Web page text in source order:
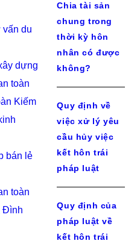
vấn du
dựng
toàn
Kiếm
bán lẻ
toàn
Đình
Chia tài sản
chung trong
thời kỳ hôn
nhân có được
không?
Quy định về
việc xử lý yêu
cầu hủy việc
kết hôn trái
pháp luật
Quy định của
pháp luật về
kết hôn trái